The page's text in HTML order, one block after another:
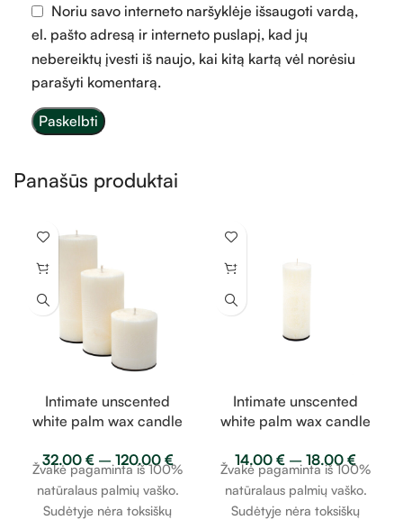
Noriu savo interneto naršyklėje išsaugoti vardą,
el. pašto adresą ir interneto puslapį, kad jų
nebereiktų įvesti iš naujo, kai kitą kartą vėl norėsiu
parašyti komentarą.
Panašūs produktai
Intimate unscented
white palm wax candle
palmių vaško žvakė
32.00 € – 120.00 €
Žvakė pagaminta iš 100%
natūralaus palmių vaško.
Sudėtyje nėra toksiškų
Intimate unscented
white palm wax candle
palmių vaško žvakė
14.00 € – 18.00€
Žvakė pagaminta iš 100%
natūralaus palmių vaško.
Sudėtyje nėra toksiškų